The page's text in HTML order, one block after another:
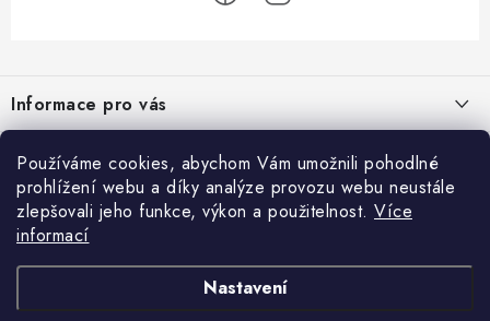
Používáme cookies, abychom Vám umožnili pohodlné
prohlížení webu a díky analýze provozu webu neustále
zlepšovali jeho funkce, výkon a použitelnost. Více
informací
Nastavení
p
a
Informace pro vás
Jak nakupovat
O nás
Kontakty
Obchodní podmínky
Sortiment
Chemie a péče o vozidla
Příslušenství a ND k automyčkám
Nejprodávanější
Přijímáme online platby